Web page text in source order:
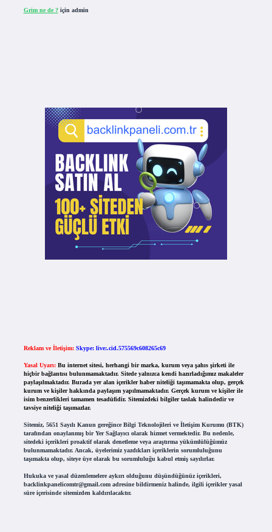
Grim ne de ?için admin
Reklam ve İletişim: Skype: live:.cid.575569c608265c69
Yasal Uyarı: Bu internet sitesi, herhangi bir marka, kurum veya şahıs şirketi ile
hiçbir bağlantısı bulunmamaktadır. Sitede yalnızca kendi hazırladığımız makaleler
paylaşılmaktadır. Burada yer alan içerikler haber niteliği taşımamakta olup, gerçek
kurum ve kişiler hakkında paylaşım yapılmamaktadır. Gerçek kurum ve kişiler ile
isim benzerlikleri tamamen tesadüfidir. Sitemizdeki bilgiler taslak halindedir ve
tavsiye niteliği taşımazlar.
Sitemiz, 5651 Sayılı Kanun gereğince Bilgi Teknolojileri ve İletişim Kurumu (BTK)
tarafından onaylanmış bir Yer Sağlayıcı olarak hizmet vermektedir. Bu nedenle,
sitedeki içerikleri proaktif olarak denetleme veya araştırma yükümlülüğümüz
bulunmamaktadır. Ancak, üyelerimiz yazdıkları içeriklerin sorumluluğunu
taşımakta olup, siteye üye olarak bu sorumluluğu kabul etmiş sayılırlar.
Hukuka ve yasal düzenlemelere aykırı olduğunu düşündüğünüz içerikleri,
backlinkpanelicomtr@gmail.comadresine bildirmeniz halinde, ilgili içerikler yasal
süre içerisinde sitemizden kaldırılacaktır.